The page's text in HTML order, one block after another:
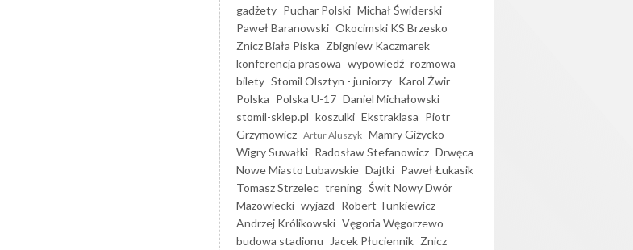
gadżety Puchar Polski Michał Świderski
Paweł Baranowski Okocimski KS Brzesko
Znicz Biała Piska Zbigniew Kaczmarek
konferencja prasowa wypowiedź rozmowa
bilety Stomil Olsztyn - juniorzy Karol Żwir
Polska Polska U-17 Daniel Michałowski
stomil-sklep.pl koszulki Ekstraklasa Piotr
Grzymowicz Artur Aluszyk Mamry Giżycko
Wigry Suwałki Radosław Stefanowicz Drwęca
Nowe Miasto Lubawskie Dajtki Paweł Łukasik
Tomasz Strzelec trening Świt Nowy Dwór
Mazowiecki wyjazd Robert Tunkiewicz
Andrzej Królikowski Vęgoria Węgorzewo
budowa stadionu
Jacek Płuciennik Znicz